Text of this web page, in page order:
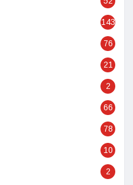
143
76
21
2
66
78
10
2